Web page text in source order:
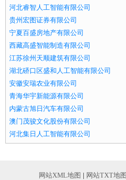
河北睿智人工智能有限公司
贵州宏图证券有限公司
宁夏百盛房地产有限公司
西藏高盛智能制造有限公司
江苏徐州天顺建筑有限公司
湖北硚口区盛和人工智能有限公司
安徽安瑞农业有限公司
青海华宇新能源有限公司
内蒙古旭日汽车有限公司
澳门茂骏文化股份有限公司
河北集日人工智能有限公司
网站XML地图 网站TXT地图